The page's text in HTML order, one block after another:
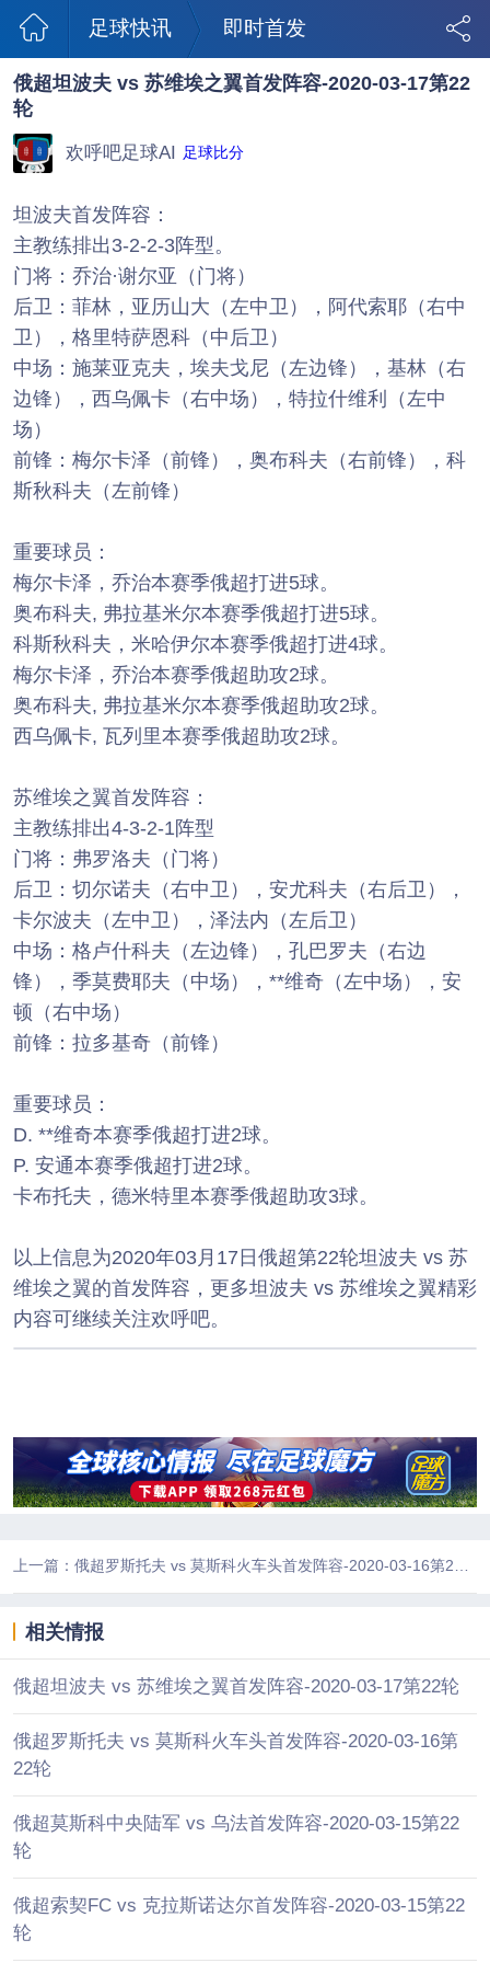
足球快讯 即时首发
俄超坦波夫 vs 苏维埃之翼首发阵容-2020-03-17第22
轮
欢呼吧足球AI 足球比分
坦波夫首发阵容：
主教练排出3-2-2-3阵型。
门将：乔治·谢尔亚（门将）
后卫：菲林，亚历山大（左中卫），阿代索耶（右中
卫），格里特萨恩科（中后卫）
中场：施莱亚克夫，埃夫戈尼（左边锋），基林（右
边锋），西乌佩卡（右中场），特拉什维利（左中
场）
前锋：梅尔卡泽（前锋），奥布科夫（右前锋），科
斯秋科夫（左前锋）
重要球员：
梅尔卡泽，乔治本赛季俄超打进5球。
奥布科夫, 弗拉基米尔本赛季俄超打进5球。
科斯秋科夫，米哈伊尔本赛季俄超打进4球。
梅尔卡泽，乔治本赛季俄超助攻2球。
奥布科夫, 弗拉基米尔本赛季俄超助攻2球。
西乌佩卡, 瓦列里本赛季俄超助攻2球。
苏维埃之翼首发阵容：
主教练排出4-3-2-1阵型
门将：弗罗洛夫（门将）
后卫：切尔诺夫（右中卫），安尤科夫（右后卫），
卡尔波夫（左中卫），泽法内（左后卫）
中场：格卢什科夫（左边锋），孔巴罗夫（右边
锋），季莫费耶夫（中场），**维奇（左中场），安
顿（右中场）
前锋：拉多基奇（前锋）
重要球员：
D. **维奇本赛季俄超打进2球。
P. 安通本赛季俄超打进2球。
卡布托夫，德米特里本赛季俄超助攻3球。
以上信息为2020年03月17日俄超第22轮坦波夫 vs 苏
维埃之翼的首发阵容，更多坦波夫 vs 苏维埃之翼精彩
内容可继续关注欢呼吧。
相关情报
俄超坦波夫 vs 苏维埃之翼首发阵容-2020-03-17第22轮
俄超罗斯托夫 vs 莫斯科火车头首发阵容-2020-03-16第
22轮
俄超莫斯科中央陆军 vs 乌法首发阵容-2020-03-15第22
轮
俄超索契FC vs 克拉斯诺达尔首发阵容-2020-03-15第22
轮